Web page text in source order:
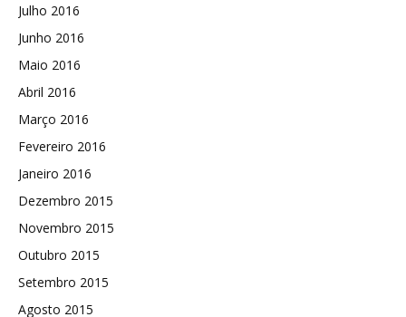
Julho 2016
Junho 2016
Maio 2016
Abril 2016
Março 2016
Fevereiro 2016
Janeiro 2016
Dezembro 2015
Novembro 2015
Outubro 2015
Setembro 2015
Agosto 2015